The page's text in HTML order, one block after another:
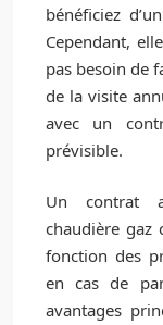
bénéficiez
Cependant,
pas besoin de
de la visite
avec un
prévisible.
Un contrat
chaudière gaz
fonction des
en cas de
avantages